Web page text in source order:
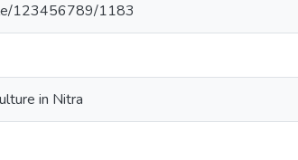
123456789/1183
in Nitra